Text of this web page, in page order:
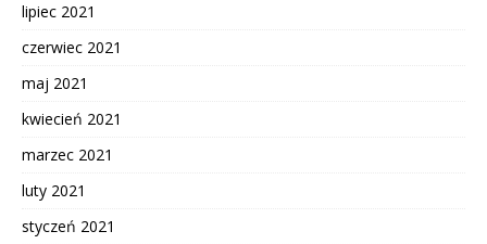
lipiec 2021
czerwiec 2021
maj 2021
kwiecień 2021
marzec 2021
luty 2021
styczeń 2021